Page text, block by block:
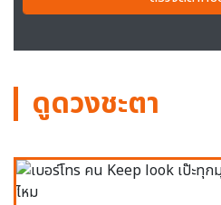
ดูดวงชะตา